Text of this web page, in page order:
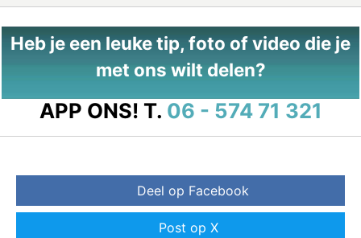
Heb je een leuke tip, foto of video die je
met ons wilt delen?
APP ONS! T. 06 - 574 71 321
Deel op Facebook
Post op X